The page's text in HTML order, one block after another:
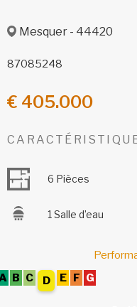
Mesquer - 44420
87085248
€ 405.000
6 Pièces
1 Salle d’eau
B C D E F G